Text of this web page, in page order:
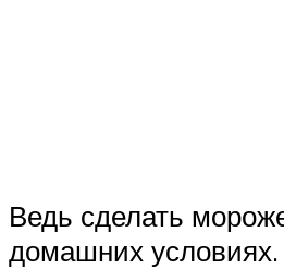
Ведь сделать
домашних условиях.